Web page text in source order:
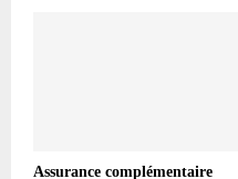
Assurance complémentaire